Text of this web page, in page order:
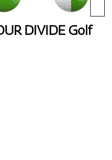
& GPS
DIVIDE Golf